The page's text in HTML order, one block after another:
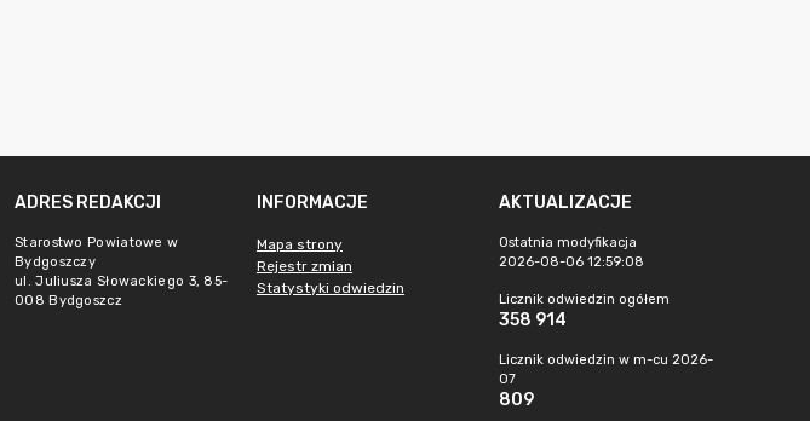
ADRES REDAKCJI
Starostwo Powiatowe w
Bydgoszczy
ul. Juliusza Słowackiego 3, 85-
008 Bydgoszcz
INFORMACJE
Mapa strony
Rejestr zmian
Statystyki odwiedzin
AKTUALIZACJE
Ostatnia modyfikacja
2026-08-06 12:59:08
Licznik odwiedzin ogółem
358 914
Licznik odwiedzin w m-cu 2026-
07
809